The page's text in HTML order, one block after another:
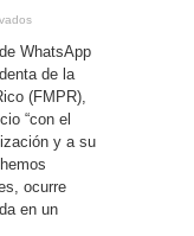
Rico-
Federación
de
Maestros
denuncia
nuevo
“hackeo”
en
la
cuenta
WhatsApp
su
WhatsApp
de la
(FMPR),
“con el
y a su
ocurre
en un